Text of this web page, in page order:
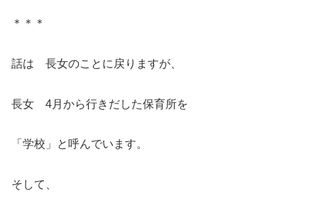
＊＊＊
話は 長女のことに戻りますが、
長女 4月から行きだした保育所を
「学校」と呼んでいます。
そして、